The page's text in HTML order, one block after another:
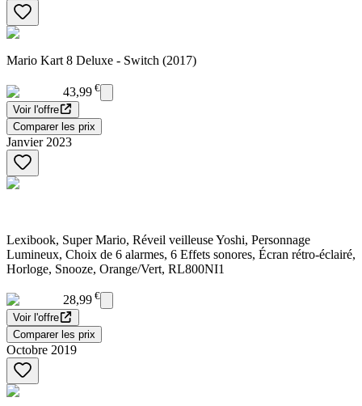
Mario Kart 8 Deluxe - Switch (2017)
43,99 €
Voir l'offre
Comparer les prix
Janvier 2023
Lexibook, Super Mario, Réveil veilleuse Yoshi, Personnage
Lumineux, Choix de 6 alarmes, 6 Effets sonores, Écran rétro-éclairé,
Horloge, Snooze, Orange/Vert, RL800NI1
28,99 €
Voir l'offre
Comparer les prix
Octobre 2019